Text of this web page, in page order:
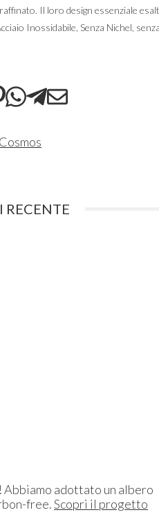
Il loro design essenziale
Inossidabile, Senza Nichel,
Cosmos
RECENTE
Abbiamo adottato un albero
free.Scopri il progetto